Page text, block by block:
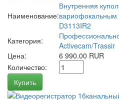
Наименование:
Внутренняя
вариофокальным
D3113IR2
Категория:
Activecam/Trassir
Цена:
6 990.00 RUR
Количество:
Купить